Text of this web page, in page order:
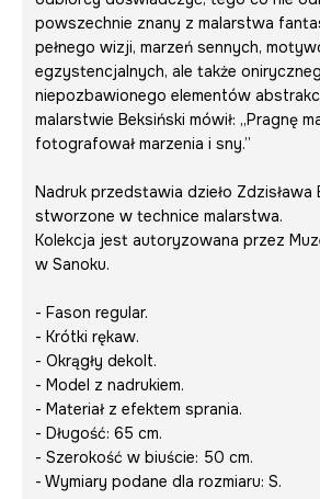
powszechnie znany z malarstwa
pełnego wizji, marzeń sennych,
egzystencjalnych, ale także
niepozbawionego elementów
malarstwie Beksiński mówił: „Pragnę
fotografował marzenia i sny.”
Nadruk przedstawia dzieło Zdzisława
stworzone w technice malarstwa.
Kolekcja jest autoryzowana przez
w Sanoku.
- Fason regular.
- Krótki rękaw.
- Okrągły dekolt.
- Model z nadrukiem.
- Materiał z efektem sprania.
- Długość: 65 cm.
- Szerokość w biuście: 50 cm.
- Wymiary podane dla rozmiaru: S.